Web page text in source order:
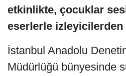
etkinlikte, çocuklar
eserlerle izleyicilerden
İstanbul Anadolu
Müdürlüğü bünyesinde